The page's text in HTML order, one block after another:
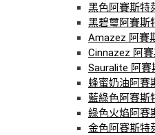
黑色阿賽斯特
黑碧璽阿賽斯
Amazez 阿賽
Cinnazez 阿
Sauralite 阿賽
蜂蜜奶油阿賽
藍綠色阿賽斯
綠色火焰阿賽
金色阿賽斯特